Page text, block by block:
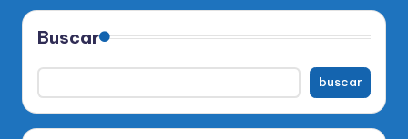
Buscar
buscar